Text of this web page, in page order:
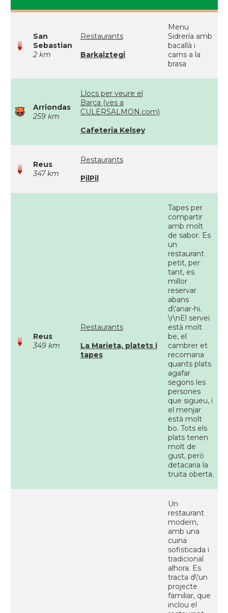
San
Sebastian
2 km
Restaurants
Barkaiztegi
Menu
Sidrería amb
bacallà i
carns a la
brasa
Arriondas
259 km
Llocs per veure el
Barça (ves a
CULERSALMON.com)
Cafeteria Kelsey
Reus
347 km
Restaurants
PilPil
Reus
349 km
Restaurants
La Marieta, platets i
tapes
Tapes per
compartir
amb molt
de sabor. Es
un
restaurant
petit, per
tant, es
millor
reservar
abans
d\'anar-hi.
\r\nEl servei
està molt
be, el
cambrer et
recomana
quants plats
agafar
segons les
persones
que sigueu, i
el menjar
està molt
bo. Tots els
plats tenen
molt de
gust, però
detacaria la
truita oberta.
Un
restaurant
modern,
amb una
cuina
sofisticada i
tradicional
alhora. Es
tracta d\'un
projecte
familiar, que
inclou el